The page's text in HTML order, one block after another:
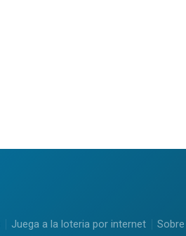
Juega a la loteria por internet